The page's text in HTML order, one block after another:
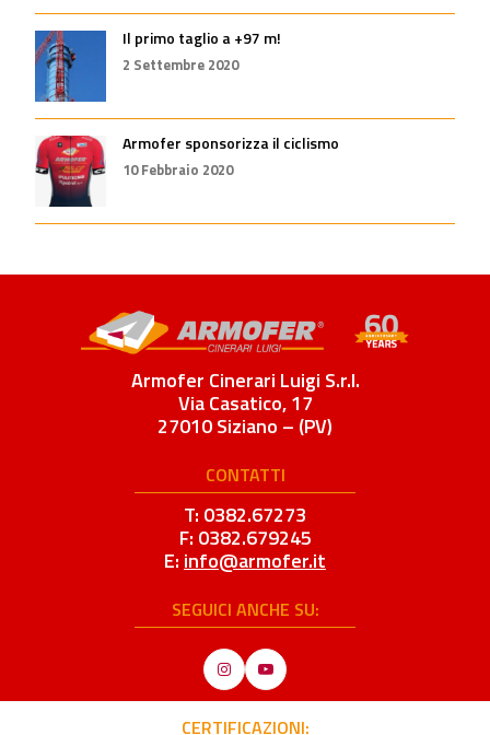
Il primo taglio a +97 m!
2 Settembre 2020
Armofer sponsorizza il ciclismo
10 Febbraio 2020
Armofer Cinerari Luigi S.r.l.
Via Casatico, 17
27010 Siziano – (PV)
CONTATTI
T: 0382.67273
F: 0382.679245
E: info@armofer.it
SEGUICI ANCHE SU:
InstagramYouTube
CERTIFICAZIONI: